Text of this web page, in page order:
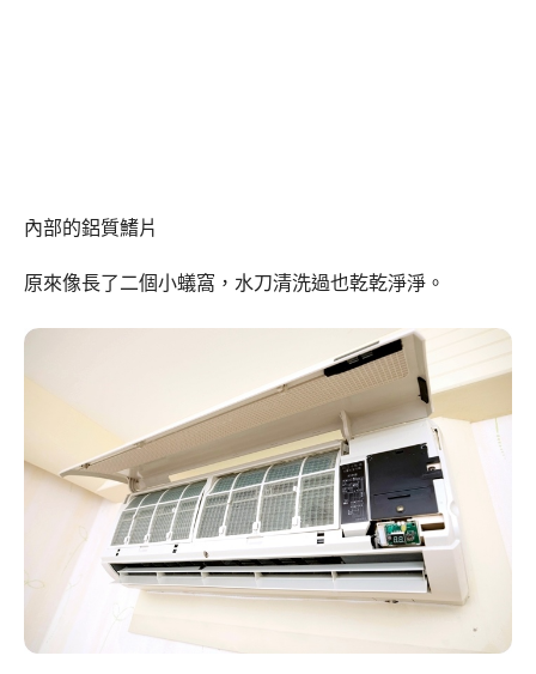
內部的鋁質鰭片
原來像長了二個小蟻窩，水刀清洗過也乾乾淨淨。